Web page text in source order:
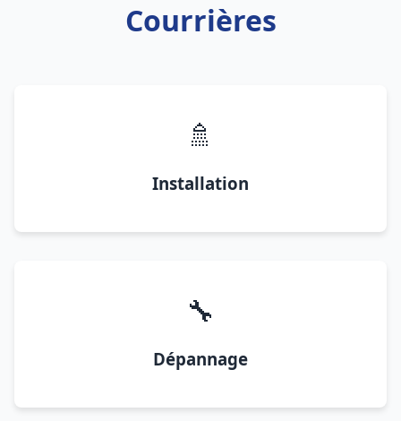
Courrières
🚿
Installation
🔧
Dépannage